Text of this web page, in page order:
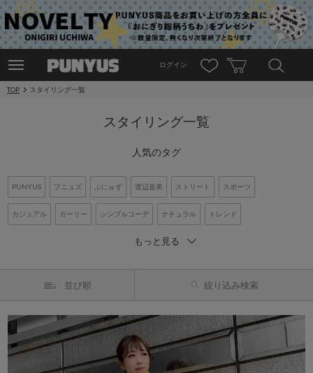
ログイン
TOP スタイリング一覧
スタイリング一覧
人気のタグ
PUNYUS プニュズ ぷにゅず 渡辺直美 ストリート スポーツ
カジュアル ガーリー シンプルコーデ ナチュラル トレンド
再入荷アイテム
ビッグシルエット Tシャツ デニム ワンピース シャツコーデ
もっと見る
並び順 絞り込み検索